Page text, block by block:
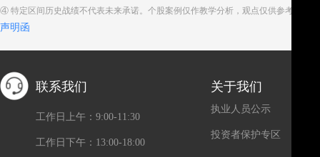
④ 特定区间历史战绩不代表未来承诺。个股案例仅作教学分析，观点仅供参考。股
声明函
联系我们
工作日上午：9:00-11:30
工作日下午：13:00-18:00
关于我们
执业人员公示
投资者保护专区